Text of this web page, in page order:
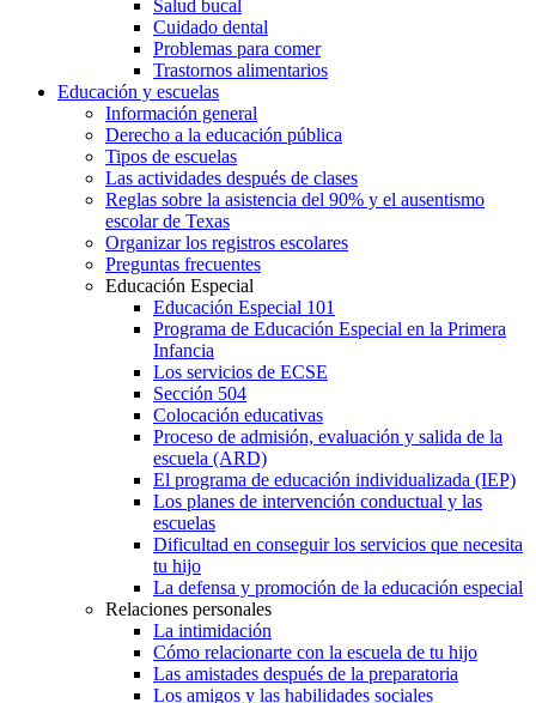
Salud bucal
Cuidado dental
Problemas para comer
Trastornos alimentarios
Educación y escuelas
Información general
Derecho a la educación pública
Tipos de escuelas
Las actividades después de clases
Reglas sobre la asistencia del 90% y el ausentismo
escolar de Texas
Organizar los registros escolares
Preguntas frecuentes
Educación Especial
Educación Especial 101
Programa de Educación Especial en la Primera
Infancia
Los servicios de ECSE
Sección 504
Colocación educativas
Proceso de admisión, evaluación y salida de la
escuela (ARD)
El programa de educación individualizada (IEP)
Los planes de intervención conductual y las
escuelas
Dificultad en conseguir los servicios que necesita
tu hijo
La defensa y promoción de la educación especial
Relaciones personales
La intimidación
Cómo relacionarte con la escuela de tu hijo
Las amistades después de la preparatoria
Los amigos y las habilidades sociales